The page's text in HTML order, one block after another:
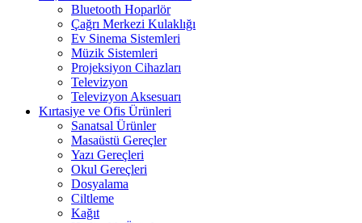
Bluetooth Hoparlör
Çağrı Merkezi Kulaklığı
Ev Sinema Sistemleri
Müzik Sistemleri
Projeksiyon Cihazları
Televizyon
Televizyon Aksesuarı
Kırtasiye ve Ofis Ürünleri
Sanatsal Ürünler
Masaüstü Gereçler
Yazı Gereçleri
Okul Gereçleri
Dosyalama
Ciltleme
Kağıt